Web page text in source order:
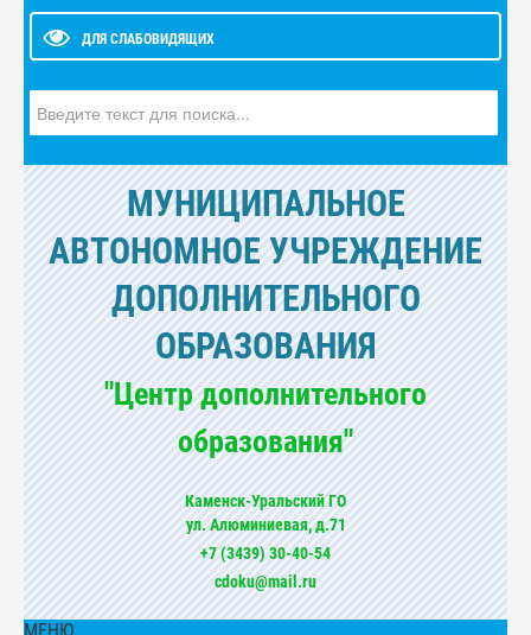
ДЛЯ СЛАБОВИДЯЩИХ
МУНИЦИПАЛЬНОЕ
АВТОНОМНОЕ УЧРЕЖДЕНИЕ
ДОПОЛНИТЕЛЬНОГО
ОБРАЗОВАНИЯ
"Центр дополнительного
образования"
Каменск-Уральский ГО
ул. Алюминиевая, д.71
+7 (3439) 30-40-54
cdoku@mail.ru